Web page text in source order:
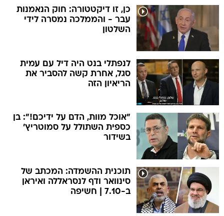
כן, זו דיקטטורה: חוק הנאמנות
עבר - והממלכה נמסרה לידי
השלטון
לנפתלי בנט היה דיל עם עמית
סגל, אחרת קשה להסביר את
הריאיון הזה
"אוכל מוות, הדם על ידיכם!": בן
כספית השתולל על סמוטריץ'
בשידור
תוכנית ההשמדה: המכתב של
סינוואר ודף לנסראללה ואיראן
ב-7.10 | חשיפה